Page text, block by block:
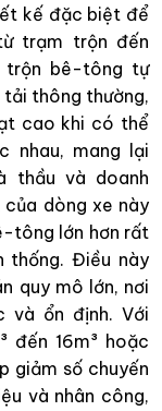
kế đặc biệt để
trạm trộn đến
trộn bê-tông tự
tải thông thường,
cao khi có thể
nhau, mang lại
thầu và doanh
dòng xe này
tông lớn hơn rất
thống. Điều này
quy mô lớn, nơi
và ổn định. Với
đến 16m³ hoặc
giảm số chuyến
và nhân công,